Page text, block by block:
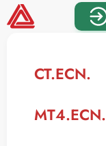
CT.ECN.
MT4.ECN.